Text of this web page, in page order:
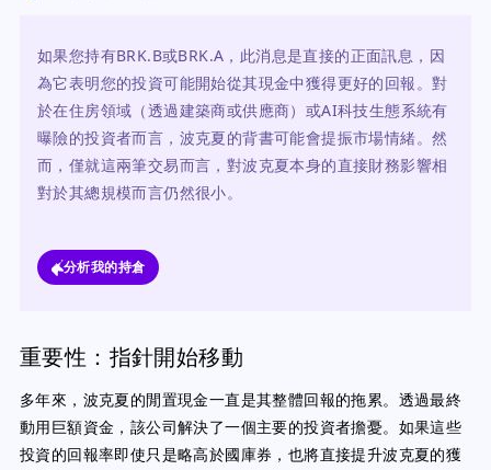
如果您持有BRK.B或BRK.A，此消息是直接的正面訊息，因
為它表明您的投資可能開始從其現金中獲得更好的回報。對
於在住房領域（透過建築商或供應商）或AI科技生態系統有
曝險的投資者而言，波克夏的背書可能會提振市場情緒。然
而，僅就這兩筆交易而言，對波克夏本身的直接財務影響相
對於其總規模而言仍然很小。
分析我的持倉
重要性：指針開始移動
多年來，波克夏的閒置現金一直是其整體回報的拖累。透過最終
動用巨額資金，該公司解決了一個主要的投資者擔憂。如果這些
投資的回報率即使只是略高於國庫券，也將直接提升波克夏的獲